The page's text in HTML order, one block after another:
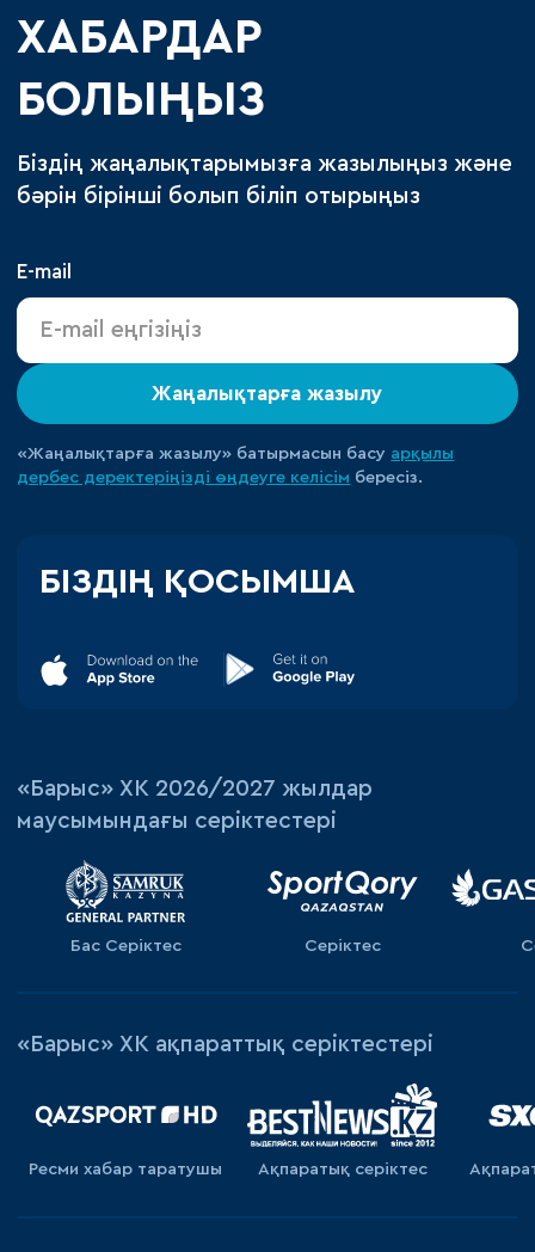
ХАБАРДАР
БОЛЫҢЫЗ
Біздің жаңалықтарымызға жазылыңыз және
бәрін бірінші болып біліп отырыңыз
E-mail
Жаңалықтарға жазылу
«Жаңалықтарға жазылу» батырмасын басу арқылы
дербес деректеріңізді өңдеуге келісім бересіз.
БІЗДІҢ ҚОСЫМША
«‎Барыс»‎ ХК 2026/2027 жылдар
маусымындағы серіктестері
Бас Серіктес Серіктес
«Барыс» ХК ақпараттық серіктестері
Ресми хабар таратушы Ақпаратық серiктес